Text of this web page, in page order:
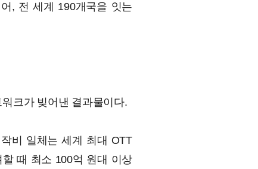
, 전 세계 190개국을 잇는
크가 빚어낸 결과물이다.
비 일체는 세계 최대 OTT
때 최소 100억 원대 이상